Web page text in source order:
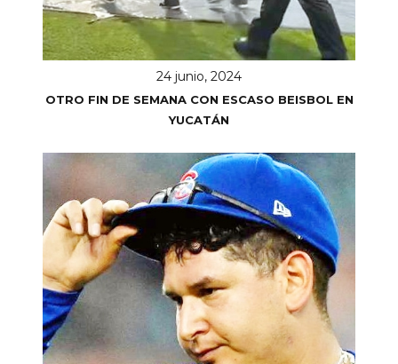
24 junio, 2024
OTRO FIN DE SEMANA CON ESCASO BEISBOL EN
YUCATÁN